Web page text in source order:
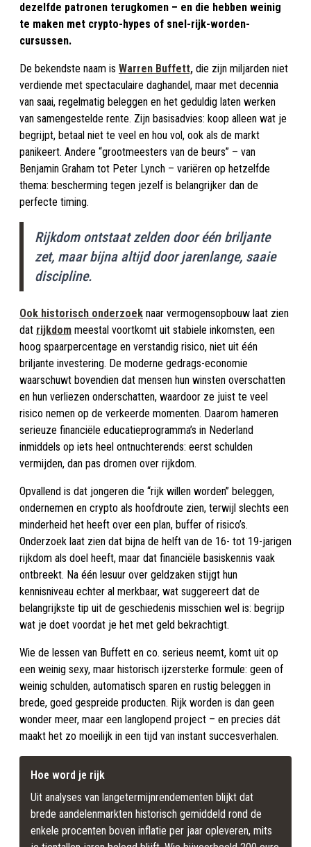
dezelfde patronen terugkomen – en die hebben weinig
te maken met crypto-hypes of snel-rijk-worden-
cursussen.
De bekendste naam is Warren Buffett, die zijn miljarden niet
verdiende met spectaculaire daghandel, maar met decennia
van saai, regelmatig beleggen en het geduldig laten werken
van samengestelde rente. Zijn basisadvies: koop alleen wat je
begrijpt, betaal niet te veel en hou vol, ook als de markt
panikeert. Andere “grootmeesters van de beurs” – van
Benjamin Graham tot Peter Lynch – variëren op hetzelfde
thema: bescherming tegen jezelf is belangrijker dan de
perfecte timing.
Rijkdom ontstaat zelden door één briljante
zet, maar bijna altijd door jarenlange, saaie
discipline.
Ook historisch onderzoek naar vermogensopbouw laat zien
dat rijkdom meestal voortkomt uit stabiele inkomsten, een
hoog spaarpercentage en verstandig risico, niet uit één
briljante investering. De moderne gedrags-economie
waarschuwt bovendien dat mensen hun winsten overschatten
en hun verliezen onderschatten, waardoor ze juist te veel
risico nemen op de verkeerde momenten. Daarom hameren
serieuze financiële educatieprogramma’s in Nederland
inmiddels op iets heel ontnuchterends: eerst schulden
vermijden, dan pas dromen over rijkdom.
Opvallend is dat jongeren die “rijk willen worden” beleggen,
ondernemen en crypto als hoofdroute zien, terwijl slechts een
minderheid het heeft over een plan, buffer of risico’s.
Onderzoek laat zien dat bijna de helft van de 16- tot 19-jarigen
rijkdom als doel heeft, maar dat financiële basiskennis vaak
ontbreekt. Na één lesuur over geldzaken stijgt hun
kennisniveau echter al merkbaar, wat suggereert dat de
belangrijkste tip uit de geschiedenis misschien wel is: begrijp
wat je doet voordat je het met geld bekrachtigt.
Wie de lessen van Buffett en co. serieus neemt, komt uit op
een weinig sexy, maar historisch ijzersterke formule: geen of
weinig schulden, automatisch sparen en rustig beleggen in
brede, goed gespreide producten. Rijk worden is dan geen
wonder meer, maar een langlopend project – en precies dát
maakt het zo moeilijk in een tijd van instant succesverhalen.
Hoe word je rijk
Uit analyses van langetermijnrendementen blijkt dat
brede aandelenmarkten historisch gemiddeld rond de
enkele procenten boven inflatie per jaar opleveren, mits